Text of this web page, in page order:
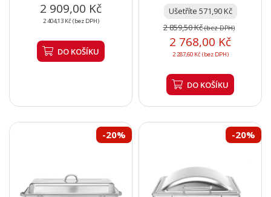
100 mm
2 909,00 Kč
2 404,13 Kč (bez DPH)
DO KOŠÍKU
vodu (555 mm x...
Ušetříte 571,90 Kč
2 859,50 Kč(bez DPH)
2 768,00 Kč
2 287,60 Kč (bez DPH)
DO KOŠÍKU
-20% -20%